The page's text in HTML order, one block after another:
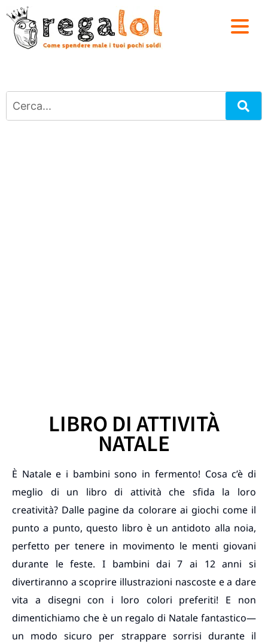
LIBRO DI ATTIVITÀ
NATALE
È Natale e i bambini sono in fermento! Cosa c’è di
meglio di un libro di attività che sfida la loro
creatività? Dalle pagine da colorare ai giochi come il
punto a punto, questo libro è un antidoto alla noia,
perfetto per tenere in movimento le menti giovani
durante le feste. I bambini dai 7 ai 12 anni si
divertiranno a scoprire illustrazioni nascoste e a dare
vita a disegni con i loro colori preferiti! E non
dimentichiamo che è un regalo di Natale fantastico—
un modo sicuro per strappare sorrisi durante il